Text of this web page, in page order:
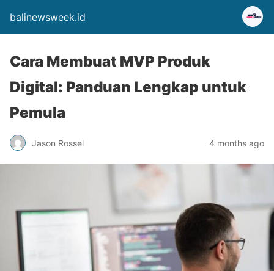
balinewsweek.id
Cara Membuat MVP Produk
Digital: Panduan Lengkap untuk
Pemula
Jason Rossel 4 months ago